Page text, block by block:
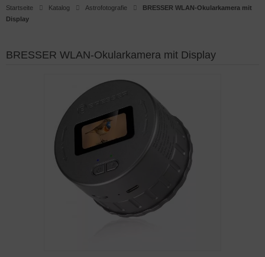
Startseite Katalog Astrofotografie
BRESSER WLAN-Okularkamera mit
Display
BRESSER WLAN-Okularkamera mit Display